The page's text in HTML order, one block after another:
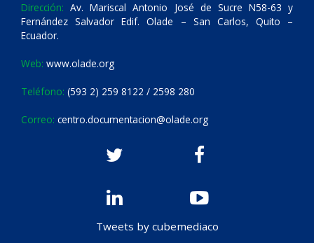
Dirección: Av. Mariscal Antonio José de Sucre N58-63 y
Fernández Salvador Edif. Olade – San Carlos, Quito –
Ecuador.
Web: www.olade.org
Teléfono: (593 2) 259 8122 / 2598 280
Correo: centro.documentacion@olade.org
Tweets by cubemediaco